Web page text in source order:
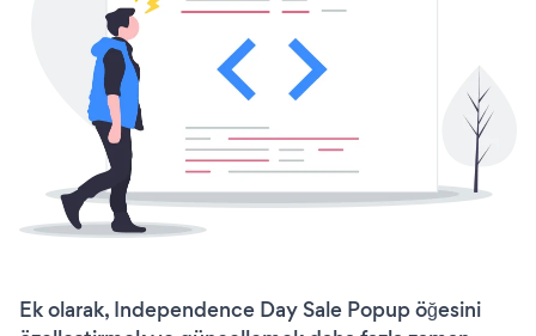
Ek olarak, Independence Day Sale Popup öğesini